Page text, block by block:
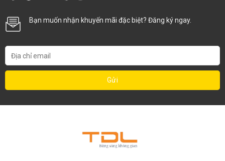
Bạn muốn nhận khuyến mãi đặc biệt? Đăng ký ngay.